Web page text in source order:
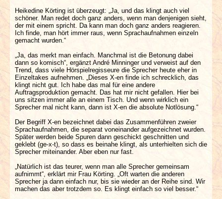
Heikedine Körting ist überzeugt: „Ja, und das klingt auch viel
schöner. Man redet doch ganz anders, wenn man denjenigen sieht,
der mit einem spricht. Da kann man doch ganz anders reagieren.
Ich finde, man hört immer raus, wenn Sprachaufnahmen einzeln
gemacht wurden.“
„Ja, das merkt man einfach. Manchmal ist die Betonung dabei
dann so komisch“, ergänzt André Minninger und verweist auf den
Trend, dass viele Hörspielregisseure die Sprecher heute eher in
Einzeltakes aufnehmen. „Dieses X-en finde ich schrecklich, das
klingt nicht gut. Ich habe das mal für eine andere
Auftragsproduktion gemacht. Das hat mir nicht gefallen. Hier bei
uns sitzen immer alle an einem Tisch. Und wenn wirklich ein
Sprecher mal nicht kann, dann ist X-en die absolute Notlösung.“
Der Begriff X-en bezeichnet dabei das Zusammenführen zweier
Sprachaufnahmen, die separat voneinander aufgezeichnet wurden.
Später werden beide Spuren dann geschickt geschnitten und
geklebt (ge-x-t), so dass es beinahe klingt, als unterhielten sich die
Sprecher miteinander. Aber eben nur fast.
„Natürlich ist das teurer, wenn man alle Sprecher gemeinsam
aufnimmt“, erklärt mir Frau Körting. „Oft warten die anderen
Sprecher ja dann einfach nur, bis sie wieder an der Reihe sind. Wir
machen das aber trotzdem so. Es klingt einfach so viel besser.“